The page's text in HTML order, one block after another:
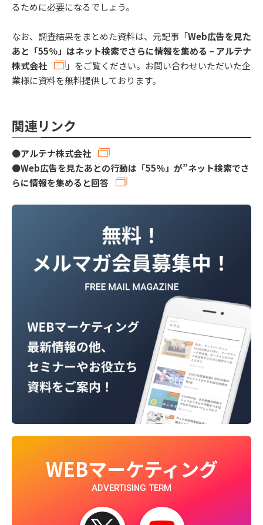
るために必要になるでしょう。
なお、調査結果をまとめた資料は、元記事「Web広告を見た
あと「55％」はネット検索でさらに情報を集める – アルテナ
株式会社
」をご覧ください。お問い合わせいただいた企
業様に資料を無料提供しております。
関連リンク
●アルテナ株式会社
●Web広告を見たあとの行動は「55％」が”ネット検索でさ
らに情報を集めると回答
WEBマーケティング
ADVERTISING TERM